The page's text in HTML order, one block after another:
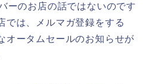
ーのお店の話ではないのです
では、メルマガ登録をする
オータムセールのお知らせが